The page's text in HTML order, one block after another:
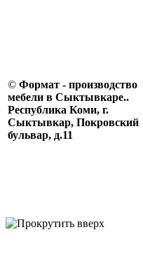
© Формат - производство
мебели в Сыктывкаре..
Республика Коми, г.
Сыктывкар, Покровский
бульвар, д.11